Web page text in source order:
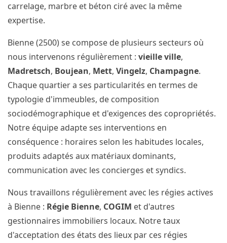
carrelage, marbre et béton ciré avec la même
expertise.
Bienne (2500) se compose de plusieurs secteurs où
nous intervenons régulièrement : vieille ville,
Madretsch, Boujean, Mett, Vingelz, Champagne.
Chaque quartier a ses particularités en termes de
typologie d'immeubles, de composition
sociodémographique et d'exigences des copropriétés.
Notre équipe adapte ses interventions en
conséquence : horaires selon les habitudes locales,
produits adaptés aux matériaux dominants,
communication avec les concierges et syndics.
Nous travaillons régulièrement avec les régies actives
à Bienne : Régie Bienne, COGIM et d'autres
gestionnaires immobiliers locaux. Notre taux
d'acceptation des états des lieux par ces régies